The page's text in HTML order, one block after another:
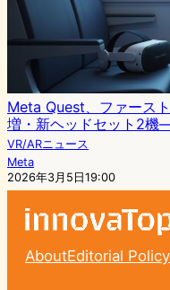
Meta Quest、ファース
増・新ヘッドセット2
VR/ARニュース
Meta
2026年3月5日19:00
AboutEditorial Policy